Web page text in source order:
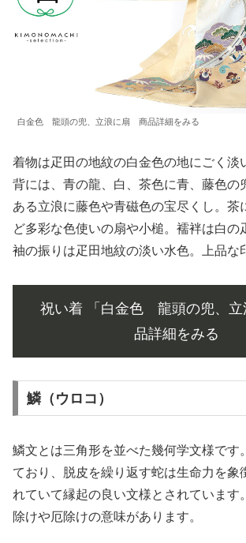
白金色 龍頭の兜、立浪に扇 商品詳細をみる
着物は疋田の地紋の白金色の地にごく淡
背には、青の龍、白、茶色に青、藤色の
ある立浪に藤色や青磁色の宝尽くし。茶
ど多彩な色使いの扇や小槌。襦袢は白の
袖の振りは疋田地紋の淡い水色。上品な
祝い着 「白金色 龍頭の兜、立
品詳細をみる
鱗（ウロコ）
鱗文とは三角形を並べた幾何学文様です
ており、脱皮を繰り返す蛇は生命力を象
れていて縁起の良い文様とされています
除けや厄除けの意味があります。